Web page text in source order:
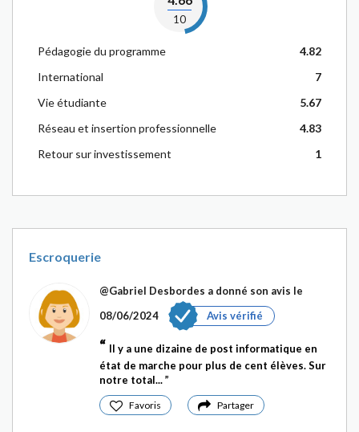
10
Pédagogie du programme
4.82
International
7
Vie étudiante
5.67
Réseau et insertion professionnelle
4.83
Retour sur investissement
1
Escroquerie
@Gabriel Desbordes a donné son avis le
08/06/2024
Avis vérifié
Il y a une dizaine de post informatique en
état de marche pour plus de cent élèves. Sur
notre total...
Favoris Partager